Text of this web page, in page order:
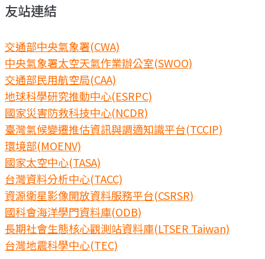
友站連結
交通部中央氣象署(CWA)
中央氣象署太空天氣作業辦公室(SWOO)
交通部民用航空局(CAA)
地球科學研究推動中心(ESRPC)
國家災害防救科技中心(NCDR)
臺灣氣候變遷推估資訊與調適知識平台(TCCIP)
環境部(MOENV)
國家太空中心(TASA)
台灣資料分析中心(TACC)
資源衛星影像開放資料服務平台(CSRSR)
國科會海洋學門資料庫(ODB)
長期社會生態核心觀測站資料庫(LTSER Taiwan)
台灣地震科學中心(TEC)